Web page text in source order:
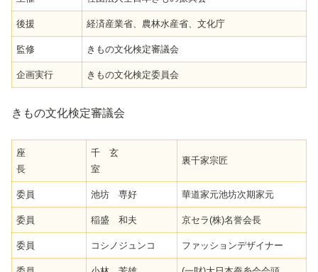
後援 経済産業省、農林水産省、文化庁
監修 きもの文化検定審議会
企画実行 きもの文化検定委員会
きもの文化検定審議会
座
長
千 玄
室
裏千家宗匠
委員 池坊 専好 華道家元池坊次期家元
委員 稲盛 和夫 京セラ(株)名誉会長
委員 コシノジュンコ ファッションデザイナー